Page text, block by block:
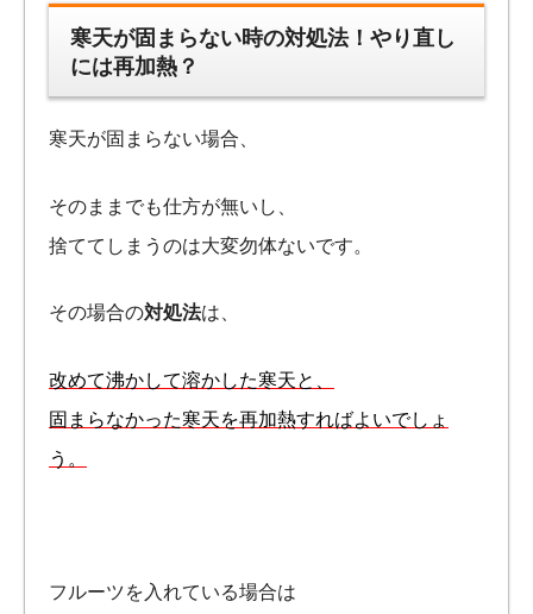
寒天が固まらない時の対処法！やり直し
には再加熱？
寒天が固まらない場合、
そのままでも仕方が無いし、
捨ててしまうのは大変勿体ないです。
その場合の対処法は、
改めて沸かして溶かした寒天と、
固まらなかった寒天を再加熱すればよいでしょ
う。
フルーツを入れている場合は